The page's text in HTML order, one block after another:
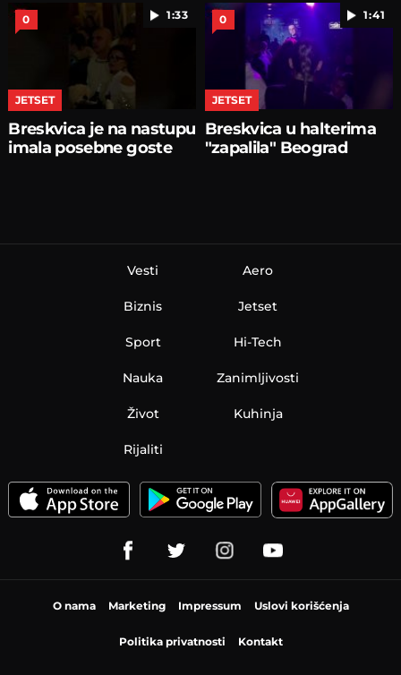
1:33
0
JETSET
Breskvica je na nastupu
imala posebne goste
1:41
0
JETSET
Breskvica u halterima
"zapalila" Beograd
Vesti
Biznis
Sport
Nauka
Aero
Jetset
Hi-Tech
Zanimljivosti
Život Kuhinja
Rijaliti
O nama Marketing Impressum Uslovi korišćenja
Politika privatnosti Kontakt